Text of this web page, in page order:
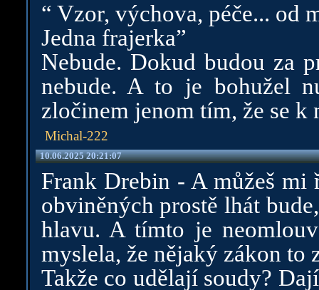
“ Vzor, výchova, péče... od
Jedna frajerka”
Nebude. Dokud budou za
nebude. A to je bohužel
zločinem jenom tím, že se k
Michal-222
10.06.2025 20:21:07
Frank Drebin - A můžeš
obviněných prostě lhát
hlavu. A tímto je
myslela, že nějaký zákon to
Takže co udělají soudy?